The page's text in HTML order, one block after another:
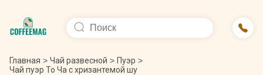
Главная > Чай развесной > Пуэр >
Чай пуэр То Ча с хризантемой шу